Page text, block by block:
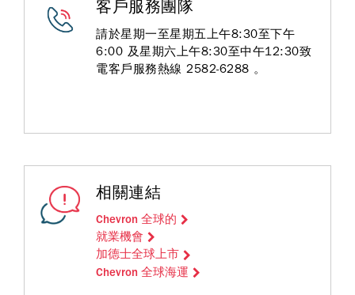
客戶服務團隊
請於星期一至星期五上午8:30至下午
6:00 及星期六上午8:30至中午12:30致
電客戶服務熱線 2582-6288 。
相關連結
Chevron 全球的
就業機會
加德士全球上市
Chevron 全球海運